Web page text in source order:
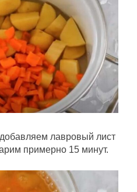
добавляем лавровый лист
примерно 15 минут.